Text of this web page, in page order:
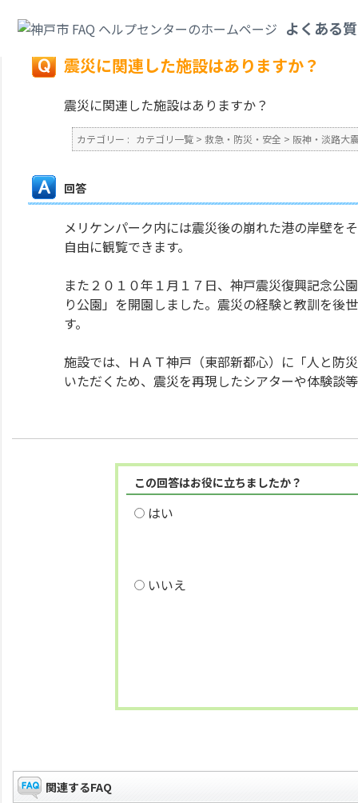
よくある
戻る
震災に関連した施設はありますか？
震災に関連した施設はありますか？
カテゴリー : カテゴリ一覧 > 救急・防災・安全 > 阪神・淡路大
回答
メリケンパーク内には震災後の崩れた港の岸壁を
自由に観覧できます。
また２０１０年１月１７日、神戸震災復興記念公
り公園」を開園しました。震災の経験と教訓を後
す。
施設では、ＨＡＴ神戸（東部新都心）に「人と防
いただくため、震災を再現したシアターや体験談
この回答はお役に立ちましたか？
はい
いいえ
関連するFAQ